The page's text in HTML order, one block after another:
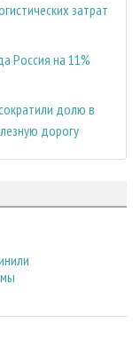
затрат
Россия на 11%
долю в
дорогу